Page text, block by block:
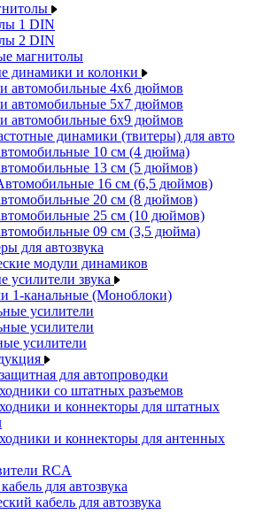
1 DIN
2 DIN
магнитолы
динамики и колонки
автомобильные 4x6 дюймов
автомобильные 5x7 дюймов
автомобильные 6x9 дюймов
динамики (твитеры) для авто
10 см (4 дюйма)
13 см (5 дюймов)
16 см (6,5 дюймов)
20 см (8 дюймов)
25 см (10 дюймов)
09 см (3,5 дюйма)
для автозвука
модули динамиков
усилители звука
1-канальные (Моноблоки)
усилители
усилители
усилители
для автопроводки
со штатных разъемов
и коннекторы для штатных
и коннекторы для антенных
RCA
для автозвука
кабель для автозвука